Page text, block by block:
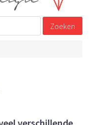
BELGIË